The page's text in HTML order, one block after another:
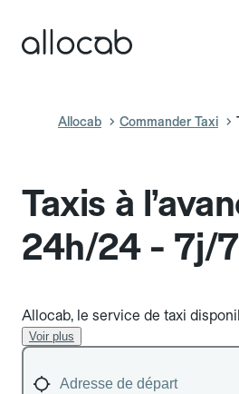
Allocab Commander Taxi
Taxis à
24h/24 - 7j/7
Allocab, le service de taxi
Voir plus